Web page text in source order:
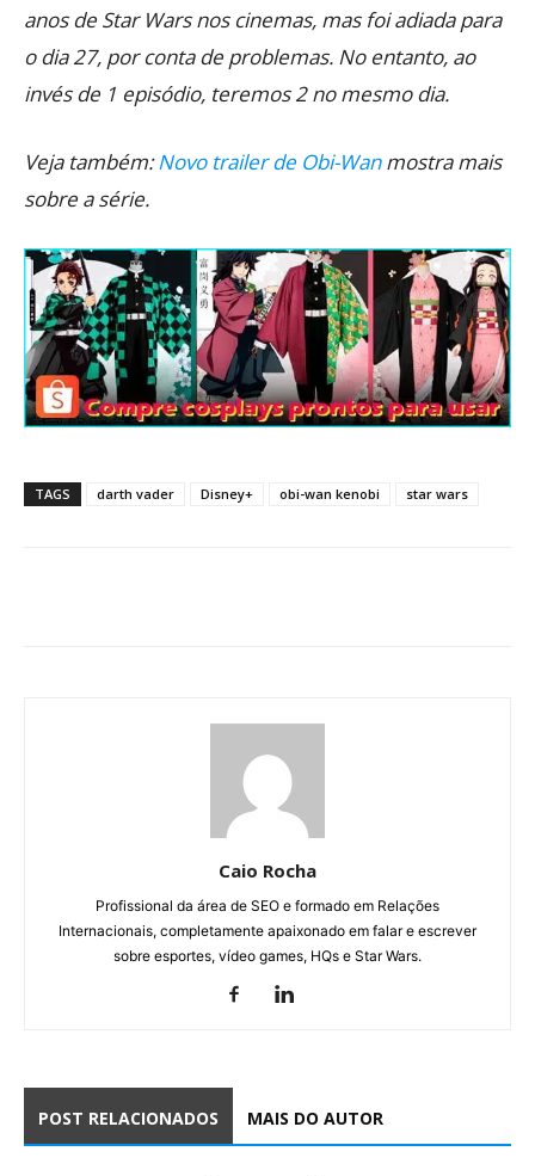
anos de Star Wars nos cinemas, mas foi adiada para
o dia 27, por conta de problemas. No entanto, ao
invés de 1 episódio, teremos 2 no mesmo dia.
Veja também:Novo trailer de Obi-Wanmostra mais
sobre a série.
TAGS darth vader Disney+ obi-wan kenobi star wars
Caio Rocha
Profissional da área de SEO e formado em Relações
Internacionais, completamente apaixonado em falar e escrever
sobre esportes, vídeo games, HQs e Star Wars.
POST RELACIONADOS MAIS DO AUTOR